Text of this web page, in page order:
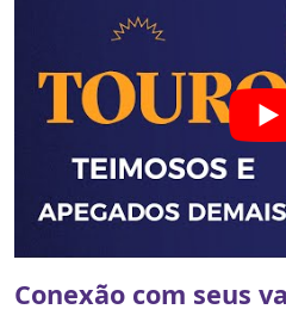
Conexão com seus